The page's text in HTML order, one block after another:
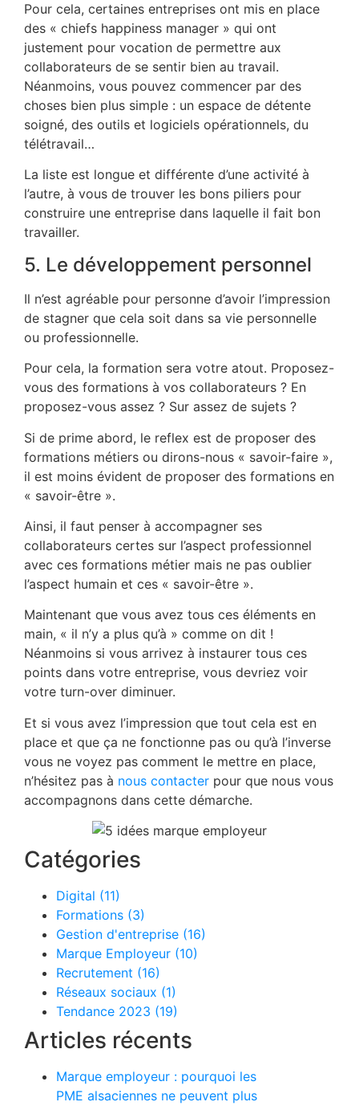
Pour cela, certaines entreprises ont mis en place
des « chiefs happiness manager » qui ont
justement pour vocation de permettre aux
collaborateurs de se sentir bien au travail.
Néanmoins, vous pouvez commencer par des
choses bien plus simple : un espace de détente
soigné, des outils et logiciels opérationnels, du
télétravail…
La liste est longue et différente d’une activité à
l’autre, à vous de trouver les bons piliers pour
construire une entreprise dans laquelle il fait bon
travailler.
5. Le développement personnel
Il n’est agréable pour personne d’avoir l’impression
de stagner que cela soit dans sa vie personnelle
ou professionnelle.
Pour cela, la formation sera votre atout. Proposez-
vous des formations à vos collaborateurs ? En
proposez-vous assez ? Sur assez de sujets ?
Si de prime abord, le reflex est de proposer des
formations métiers ou dirons-nous « savoir-faire »,
il est moins évident de proposer des formations en
« savoir-être ».
Ainsi, il faut penser à accompagner ses
collaborateurs certes sur l’aspect professionnel
avec ces formations métier mais ne pas oublier
l’aspect humain et ces « savoir-être ».
Maintenant que vous avez tous ces éléments en
main, « il n’y a plus qu’à » comme on dit !
Néanmoins si vous arrivez à instaurer tous ces
points dans votre entreprise, vous devriez voir
votre turn-over diminuer.
Et si vous avez l’impression que tout cela est en
place et que ça ne fonctionne pas ou qu’à l’inverse
vous ne voyez pas comment le mettre en place,
n’hésitez pas à nous contacter pour que nous vous
accompagnons dans cette démarche.
Catégories
Digital (11)
Formations (3)
Gestion d'entreprise (16)
Marque Employeur (10)
Recrutement (16)
Réseaux sociaux (1)
Tendance 2023 (19)
Articles récents
Marque employeur : pourquoi les
PME alsaciennes ne peuvent plus